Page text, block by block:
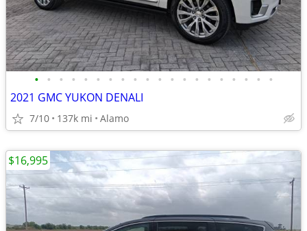
• • • • • • • • • • • • • • • • • • • •
2021 GMC YUKON DENALI
7/10 137k mi Alamo
$16,995